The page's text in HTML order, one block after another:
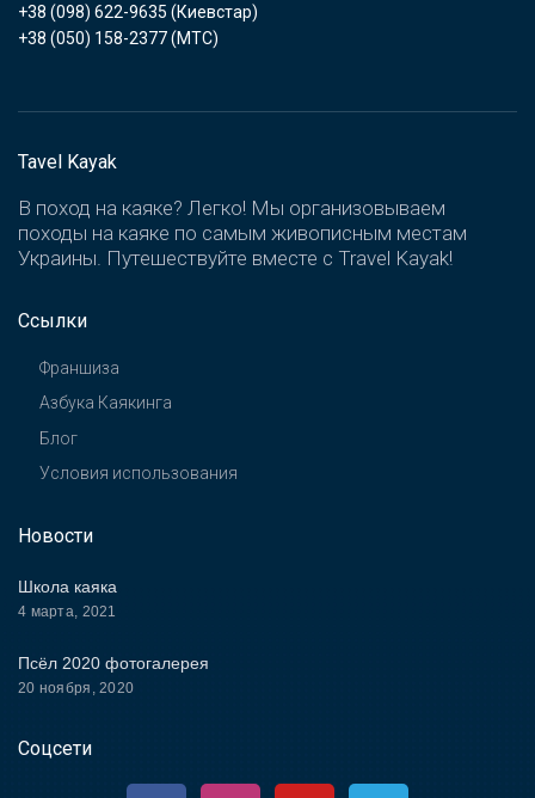
+38 (098) 622-9635 (Киевстар)
+38 (050) 158-2377(МТС)
Tavel Kayak
В поход на каяке? Легко! Мы организовываем
походы на каяке по самым живописным местам
Украины. Путешествуйте вместе с Travel Kayak!
Ссылки
Франшиза
Азбука Каякинга
Блог
Условия использования
Новости
Школа каяка
4 марта, 2021
Псёл 2020 фотогалерея
20 ноября, 2020
Соцсети